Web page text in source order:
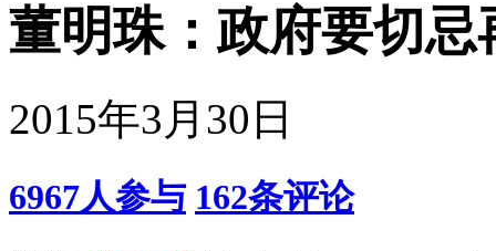
董明珠：政府要切
2015年3月30日
6967人参与 162条评论